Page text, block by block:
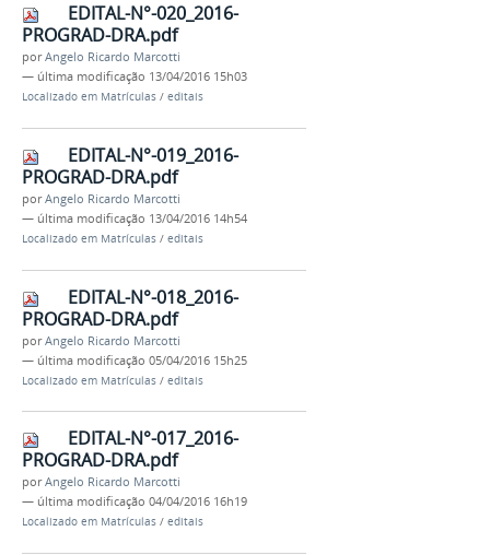
EDITAL-N°-020_2016-
PROGRAD-DRA.pdf
porAngelo Ricardo Marcotti
— última modificação 13/04/2016 15h03
Localizado em Matrículas / editais
EDITAL-N°-019_2016-
PROGRAD-DRA.pdf
porAngelo Ricardo Marcotti
— última modificação 13/04/2016 14h54
Localizado em Matrículas / editais
EDITAL-N°-018_2016-
PROGRAD-DRA.pdf
porAngelo Ricardo Marcotti
— última modificação 05/04/2016 15h25
Localizado em Matrículas / editais
EDITAL-N°-017_2016-
PROGRAD-DRA.pdf
porAngelo Ricardo Marcotti
— última modificação 04/04/2016 16h19
Localizado em Matrículas / editais